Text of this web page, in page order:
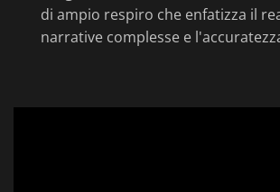
di ampio respiro che enfatizza il
narrative complesse e